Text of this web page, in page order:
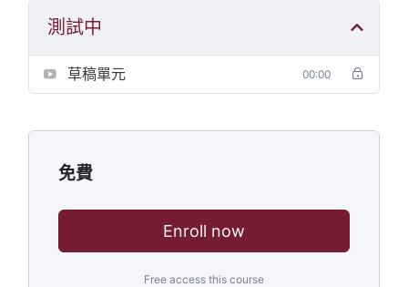
測試中
草稿單元 00:00
免費
Enroll now
Free access this course